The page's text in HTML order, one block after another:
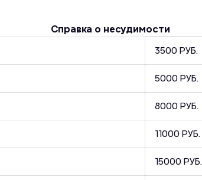
Справка о несудимости
3500 РУБ.
5000 РУБ.
8000 РУБ.
11000 РУБ.
15000 РУБ.